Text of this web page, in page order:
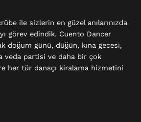
ile sizlerin en güzel anılarınızda
görev edindik. Cuento Dancer
doğum günü, düğün, kına gecesi,
veda partisi ve daha bir çok
her tür dansçı kiralama hizmetini